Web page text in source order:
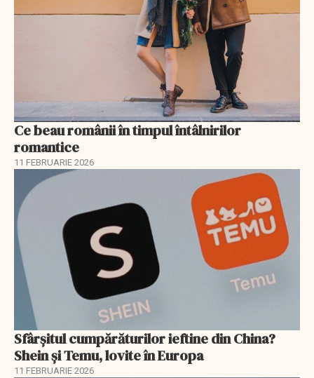
Ce beau românii în timpul întâlnirilor
romantice
11 FEBRUARIE 2026
Sfârșitul cumpărăturilor ieftine din China?
Shein și Temu, lovite în Europa
11 FEBRUARIE 2026